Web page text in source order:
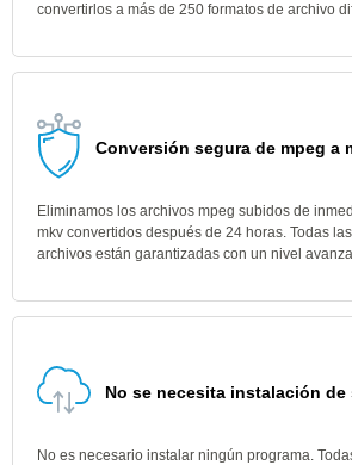
convertirlos a más de 250 formatos de archivo
Conversión segura de mpeg a
Eliminamos los archivos mpeg subidos de
mkv convertidos después de 24 horas. Todas
archivos están garantizadas con un nivel
No se necesita instalación de
No es necesario instalar ningún programa.